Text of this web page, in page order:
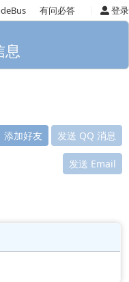
有问必答 登录
息
添加好友 发送 QQ 消息
发送 Email